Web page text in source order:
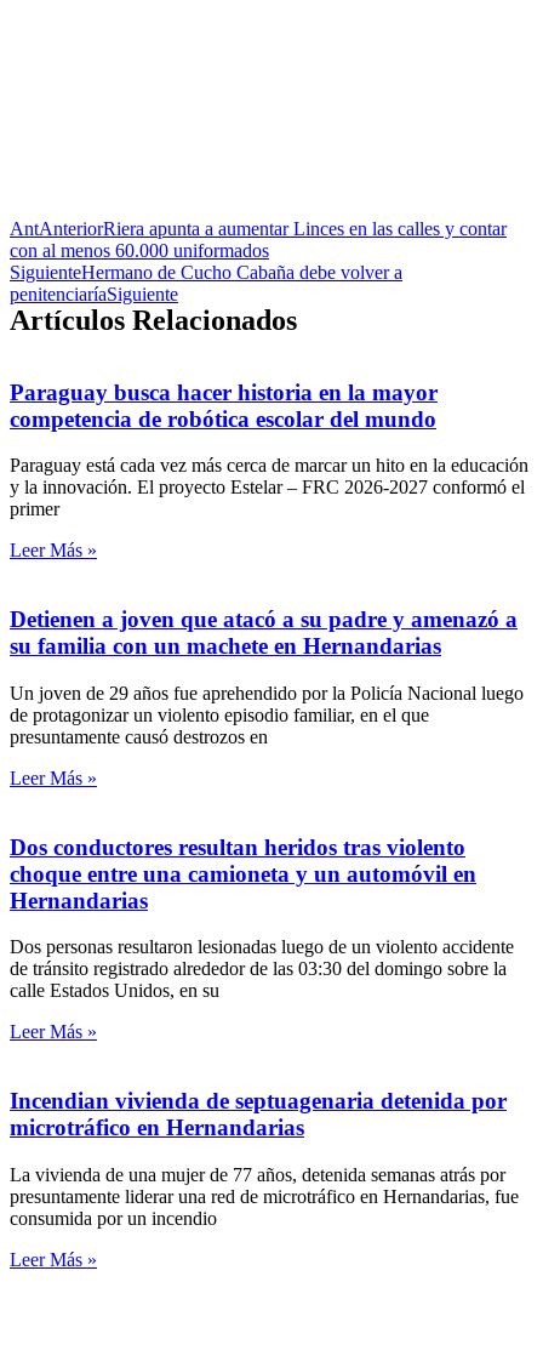
AntAnteriorRiera apunta a aumentar Linces en las calles y contar
con al menos 60.000 uniformados
SiguienteHermano de Cucho Cabaña debe volver a
penitenciaríaSiguiente
Artículos Relacionados
Paraguay busca hacer historia en la mayor
competencia de robótica escolar del mundo
Paraguay está cada vez más cerca de marcar un hito en la educación
y la innovación. El proyecto Estelar – FRC 2026-2027 conformó el
primer
Leer Más »
Detienen a joven que atacó a su padre y amenazó a
su familia con un machete en Hernandarias
Un joven de 29 años fue aprehendido por la Policía Nacional luego
de protagonizar un violento episodio familiar, en el que
presuntamente causó destrozos en
Leer Más »
Dos conductores resultan heridos tras violento
choque entre una camioneta y un automóvil en
Hernandarias
Dos personas resultaron lesionadas luego de un violento accidente
de tránsito registrado alrededor de las 03:30 del domingo sobre la
calle Estados Unidos, en su
Leer Más »
Incendian vivienda de septuagenaria detenida por
microtráfico en Hernandarias
La vivienda de una mujer de 77 años, detenida semanas atrás por
presuntamente liderar una red de microtráfico en Hernandarias, fue
consumida por un incendio
Leer Más »